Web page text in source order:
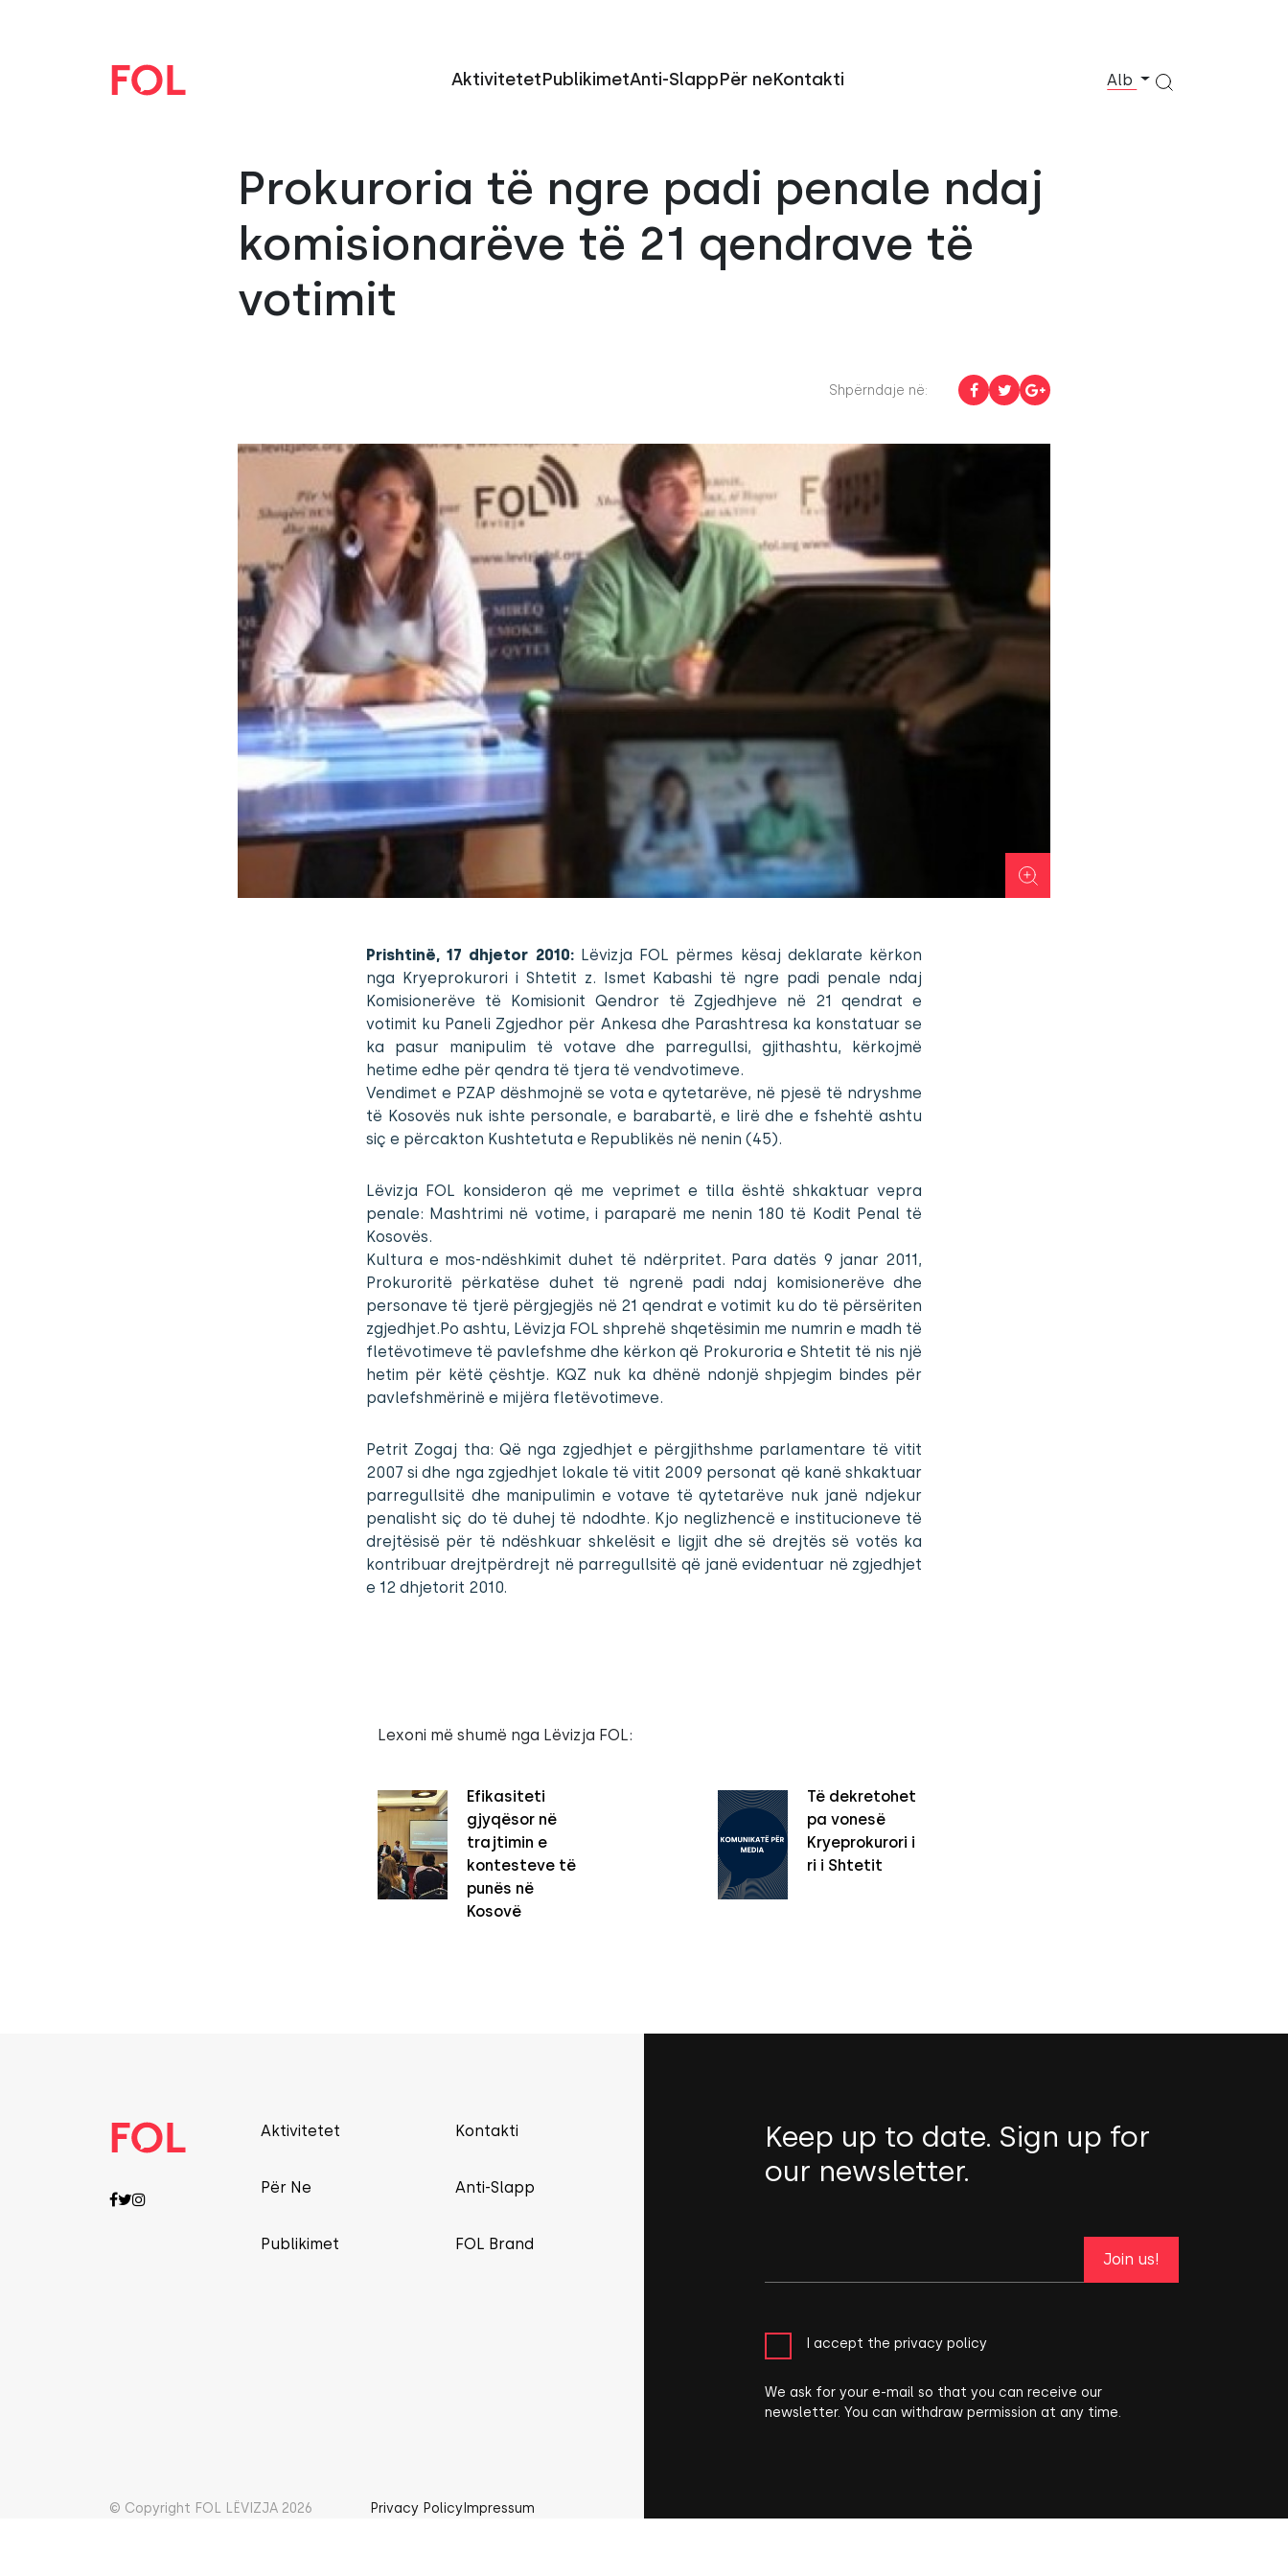
AktivitetetPublikimetAnti-SlappPër neKontakti Alb
Prokuroria të ngre padi penale ndaj
komisionarëve të 21 qendrave të
votimit
Shpërndaje në:
Prishtinë, 17 dhjetor 2010:Lëvizja FOL përmes kësaj deklarate kërkon
nga Kryeprokurori i Shtetit z. Ismet Kabashi të ngre padi penale ndaj
Komisionerëve të Komisionit Qendror të Zgjedhjeve në 21 qendrat e
votimit ku Paneli Zgjedhor për Ankesa dhe Parashtresa ka konstatuar se
ka pasur manipulim të votave dhe parregullsi, gjithashtu, kërkojmë
hetime edhe për qendra të tjera të vendvotimeve.
Vendimet e PZAP dëshmojnë se vota e qytetarëve, në pjesë të ndryshme
të Kosovës nuk ishte personale, e barabartë, e lirë dhe e fshehtë ashtu
siç e përcakton Kushtetuta e Republikës në nenin (45).
Lëvizja FOL konsideron që me veprimet e tilla është shkaktuar vepra
penale: Mashtrimi në votime, i paraparë me nenin 180 të Kodit Penal të
Kosovës.
Kultura e mos-ndëshkimit duhet të ndërpritet. Para datës 9 janar 2011,
Prokuroritë përkatëse duhet të ngrenë padi ndaj komisionerëve dhe
personave të tjerë përgjegjës në 21 qendrat e votimit ku do të përsëriten
zgjedhjet.Po ashtu, Lëvizja FOL shprehë shqetësimin me numrin e madh të
fletëvotimeve të pavlefshme dhe kërkon që Prokuroria e Shtetit të nis një
hetim për këtë çështje. KQZ nuk ka dhënë ndonjë shpjegim bindes për
pavlefshmërinë e mijëra fletëvotimeve.
Petrit Zogaj tha: Që nga zgjedhjet e përgjithshme parlamentare të vitit
2007 si dhe nga zgjedhjet lokale të vitit 2009 personat që kanë shkaktuar
parregullsitë dhe manipulimin e votave të qytetarëve nuk janë ndjekur
penalisht siç do të duhej të ndodhte. Kjo neglizhencë e institucioneve të
drejtësisë për të ndëshkuar shkelësit e ligjit dhe së drejtës së votës ka
kontribuar drejtpërdrejt në parregullsitë që janë evidentuar në zgjedhjet
e 12 dhjetorit 2010.
Lexoni më shumë nga Lëvizja FOL:
Efikasiteti
gjyqësor në
trajtimin e
kontesteve të
punës në
Kosovë
Të dekretohet
pa vonesë
Kryeprokurori i
ri i Shtetit
Aktivitetet
Për Ne
Publikimet
Kontakti
Anti-Slapp
FOL Brand
© Copyright FOL LËVIZJA 2026 Privacy Policy Impressum
Keep up to date. Sign up for
our newsletter.
Join us!
I accept the privacy policy
We ask for your e-mail so that you can receive our
newsletter. You can withdraw permission at any time.